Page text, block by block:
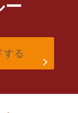
ー
する